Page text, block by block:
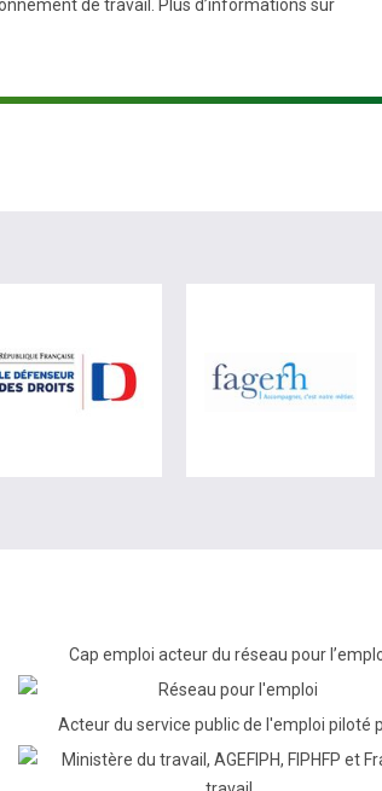
de travail. Plus d’informations sur
site de France Travail (nouvelle fenêtre)
visiter les site de Défenseur
Cap emploi acteur du réseau pour
Acteur du service public de l'emploi piloté